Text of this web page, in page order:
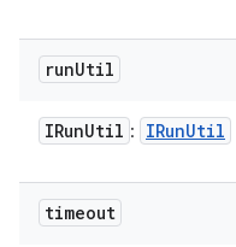
runUtil
IRunUtil : IRunUtil
timeout